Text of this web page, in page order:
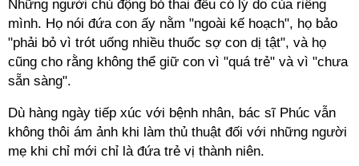
Những người chủ động bỏ thai đều có lý do của riêng
mình. Họ nói đứa con ấy nằm "ngoài kế hoạch", họ bảo
"phải bỏ vì trót uống nhiều thuốc sợ con dị tật", và họ
cũng cho rằng không thể giữ con vì "quá trẻ" và vì "chưa
sẵn sàng".
Dù hàng ngày tiếp xúc với bệnh nhân, bác sĩ Phúc vẫn
không thôi ám ảnh khi làm thủ thuật đối với những người
mẹ khi chỉ mới chỉ là đứa trẻ vị thành niên.